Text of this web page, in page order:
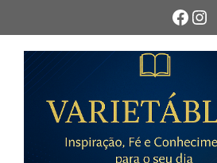
conteúdo